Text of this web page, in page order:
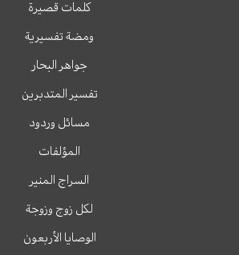
كلمات قصيرة
ومضة تفسيرية
جواهر البحار
تفسير المتدبرين
مسائل وردود
المؤلفات
السراج المنير
لكل زوج وزوجة
الوصايا الأربعون